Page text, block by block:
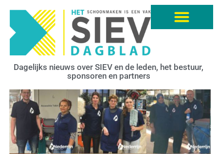
Dagelijks nieuws over SIEV en de leden, het bestuur,
sponsoren en partners